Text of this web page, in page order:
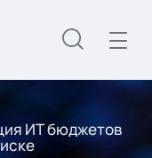
ИТ бюджетов